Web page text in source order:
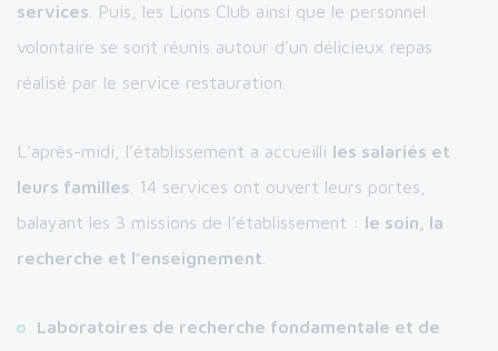
services . Puis, les Lions Club ainsi que le personnel
volontaire se sont réunis autour d’un délicieux repas
réalisé par le service restauration.
L’après-midi, l’établissement a accueilli les salariés et
leurs familles . 14 services ont ouvert leurs portes,
balayant les 3 missions de l’établissement : le soin, la
recherche et l’enseignement
Laboratoires de recherche fondamentale et de